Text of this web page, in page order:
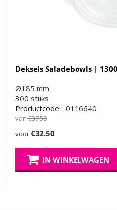
Deksels Saladebowls |
Ø185 mm
300 stuks
Productcode: 0116640
van €37.50
voor€32.50
IN WINKELWAGEN